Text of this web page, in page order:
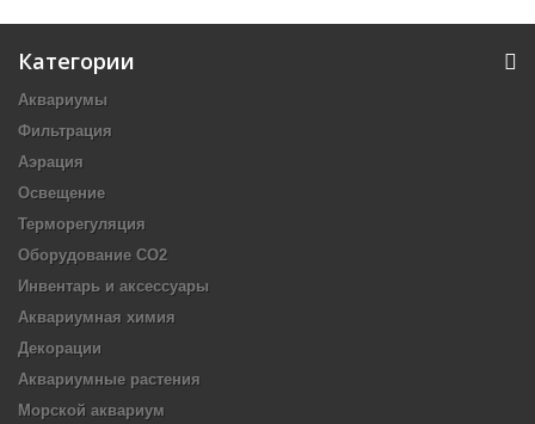
Категории
Аквариумы
Фильтрация
Аэрация
Освещение
Терморегуляция
Оборудование CO2
Инвентарь и аксессуары
Аквариумная химия
Декорации
Аквариумные растения
Морской аквариум